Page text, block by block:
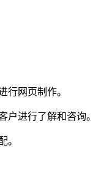
行网页制作。
进行了解和咨询。
。